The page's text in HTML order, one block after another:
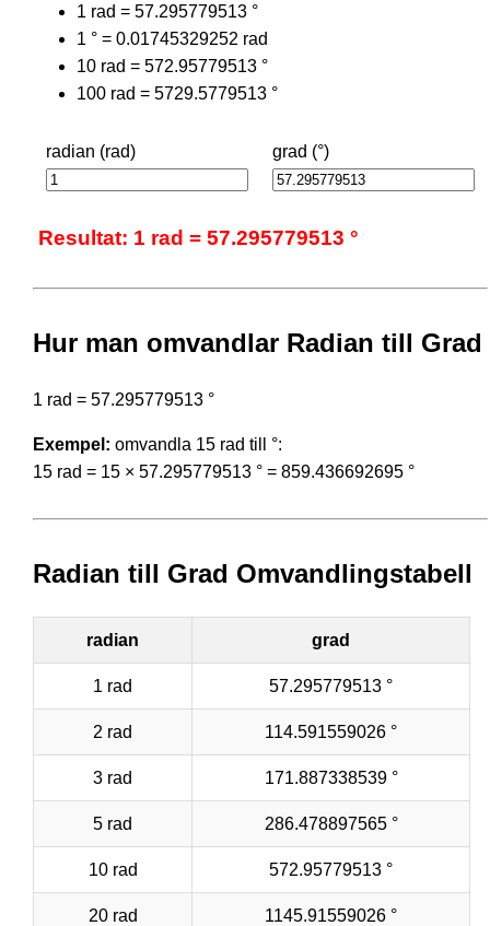
1 rad = 57.295779513 °
1 ° = 0.01745329252 rad
10 rad = 572.95779513 °
100 rad = 5729.5779513 °
radian (rad) grad (°)
Resultat: 1 rad = 57.295779513 °
Hur man omvandlar Radian till Grad
1 rad = 57.295779513 °
Exempel: omvandla 15 rad till °:
15 rad = 15 × 57.295779513 ° = 859.436692695 °
Radian till Grad Omvandlingstabell
radian grad
1 rad 57.295779513 °
2 rad 114.591559026 °
3 rad 171.887338539 °
5 rad 286.478897565 °
10 rad 572.95779513 °
20 rad 1145.91559026 °